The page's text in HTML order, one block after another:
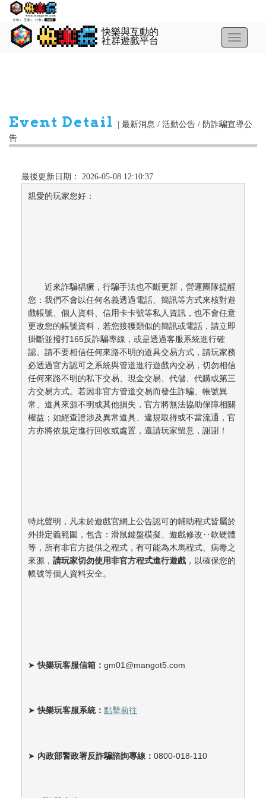
Toggle
Event Detail | 最新消息 / 活動公告 / 防詐騙宣導公
告
最後更新日期： 2026-05-08 12:10:37
親愛的玩家您好：
近來詐騙猖獗，行騙手法也不斷更新，營運團隊提醒
您：我們不會以任何名義透過電話、簡訊等方式來核對遊
戲帳號、個人資料、信用卡卡號等私人資訊，也不會任意
更改您的帳號資料，若您接獲類似的簡訊或電話，請立即
掛斷並撥打165反詐騙專線，或是透過客服系統進行確
認。請不要相信任何來路不明的道具交易方式，請玩家務
必透過官方認可之系統與管道進行遊戲內交易，切勿相信
任何來路不明的私下交易、現金交易、代儲、代購或第三
方交易方式。若因非官方管道交易而發生詐騙、帳號異
常、道具來源不明或其他損失，官方將無法協助保障相關
權益；如經查證涉及異常道具、違規取得或不當流通，官
方亦將依規定進行回收或處置，還請玩家留意，謝謝！
特此聲明，凡未於遊戲官網上公告認可的輔助程式皆屬於
外掛定義範圍，包含：滑鼠鍵盤模擬、遊戲修改‥軟硬體
等，所有非官方提供之程式，有可能為木馬程式、病毒之
來源， 請玩家切勿使用非官方程式進行遊戲，以確保您的
帳號等個人資料安全。
➤ 快樂玩客服信箱： gm01@mangot5.com
➤ 快樂玩客服系統： 點擊前往
➤ 內政部警政署反詐騙諮詢專線： 0800-018-110